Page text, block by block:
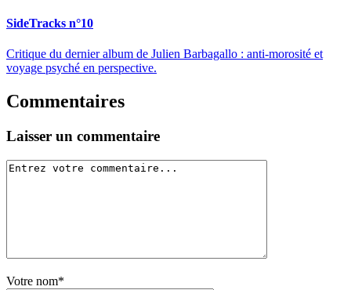
SideTracks n°10
Critique du dernier album de Julien Barbagallo : anti-morosité et
voyage psyché en perspective.
Commentaires
Laisser un commentaire
Votre nom*